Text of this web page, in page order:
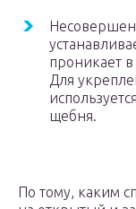
проникает
Для
щебня.
По тому, каким